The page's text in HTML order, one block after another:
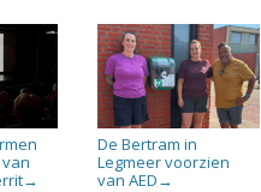
→
De Bertram in
Legmeer voorzien
van AED →